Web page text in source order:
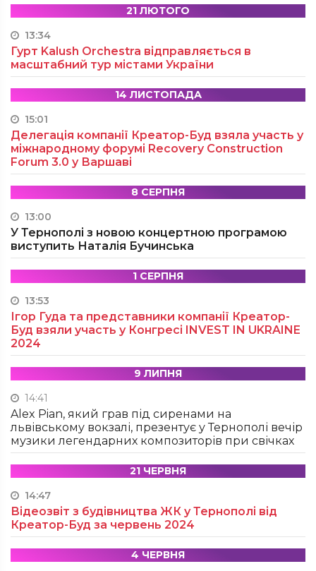
21 ЛЮТОГО
13:34
Гурт Kalush Orchestra відправляється в
масштабний тур містами України
14 ЛИСТОПАДА
15:01
Делегація компанії Креатор-Буд взяла участь у
міжнародному форумі Recovery Construction
Forum 3.0 у Варшаві
8 СЕРПНЯ
13:00
У Тернополі з новою концертною програмою
виступить Наталія Бучинська
1 СЕРПНЯ
13:53
Ігор Гуда та представники компанії Креатор-
Буд взяли участь у Конгресі INVEST IN UKRAINE
2024
9 ЛИПНЯ
14:41
Alex Pian, який грав під сиренами на
львівському вокзалі, презентує у Тернополі вечір
музики легендарних композиторів при свічках
21 ЧЕРВНЯ
14:47
Відеозвіт з будівництва ЖК у Тернополі від
Креатор-Буд за червень 2024
4 ЧЕРВНЯ